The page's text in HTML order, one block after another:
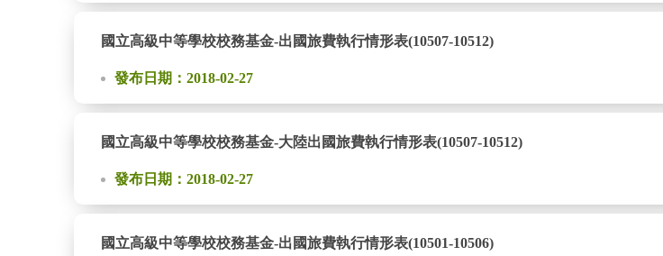
國立高級中等學校校務基金-出國旅費執行情形表(10507-10512)
發布日期：2018-02-27
國立高級中等學校校務基金-大陸出國旅費執行情形表(10507-10512)
發布日期：2018-02-27
國立高級中等學校校務基金-出國旅費執行情形表(10501-10506)